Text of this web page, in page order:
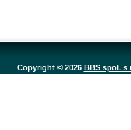
Copyright © 2026 BBS spol. s